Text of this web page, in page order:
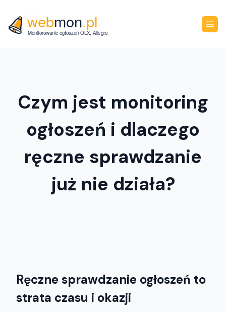
Czym jest monitoring
ogłoszeń i dlaczego
ręczne sprawdzanie
już nie działa?
Ręczne sprawdzanie ogłoszeń to
strata czasu i okazji